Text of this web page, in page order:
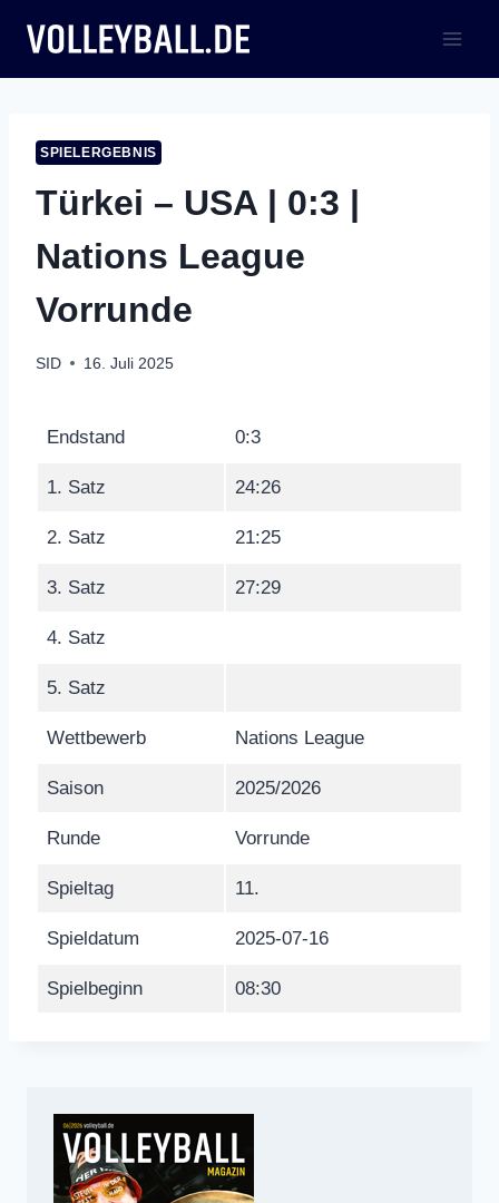
Inhalt
springen
SPIELERGEBNIS
Türkei – USA | 0:3 |
Nations League
Vorrunde
SID 16. Juli 2025
Endstand 0:3
1. Satz 24:26
2. Satz 21:25
3. Satz 27:29
4. Satz
5. Satz
Wettbewerb Nations League
Saison 2025/2026
Runde Vorrunde
Spieltag 11.
Spieldatum 2025-07-16
Spielbeginn 08:30